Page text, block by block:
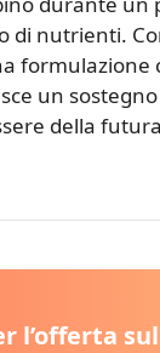
di nutrienti.
formulazione
un
della
l’offerta